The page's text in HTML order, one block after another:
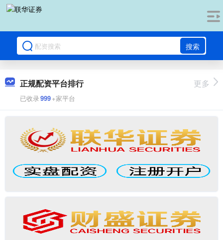
搜索
正规配资平台排行
已收录999+家平台
更多